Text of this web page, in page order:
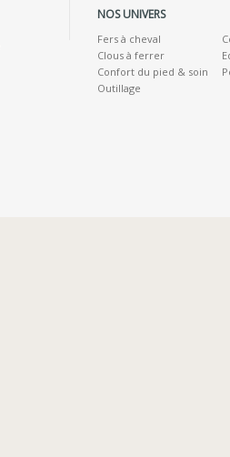
NOS UNIVERS
Fers à cheval
Clous à ferrer
Confort du pied & soin
Outillage